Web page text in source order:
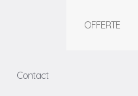
Contact
OFFERTE